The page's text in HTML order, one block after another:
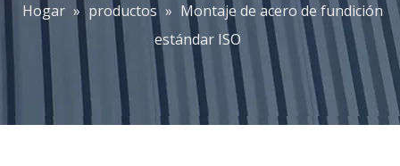
Hogar » productos » Montaje de acero de fundición
estándar ISO